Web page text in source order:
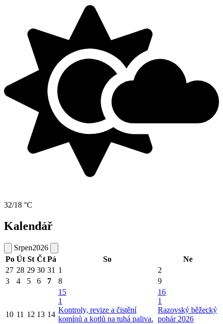
32/18 °C
Kalendář
Srpen2026
Po Út St Čt Pá So
Ne
27 28 29 30 31 1
2
3
4 5 6 7 8 9
10 11 12 13 14
15
1
Kontroly, revize a čistění
komínů a kotlů na tuhá paliva.
16
1
Razovský běžecký
pohár 2026